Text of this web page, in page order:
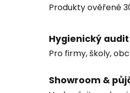
Produkty ověřené
Hygienický audit
Pro firmy, školy,
Showroom &